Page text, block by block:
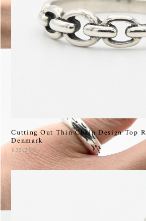
Cutting Out Thin Chain Design Top
Denmark
¥35,200